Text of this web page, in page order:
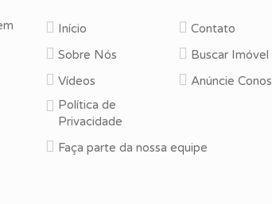
Início
Sobre Nós
Vídeos
Política de
Privacidade
Faça parte da nossa equipe
Contato
Buscar Imóvel
Anúncie